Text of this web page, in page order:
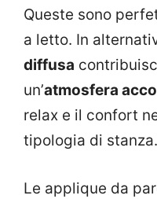
Queste sono
a letto. In
diffusa
un’atmosfera
relax e il confort
tipologia di stanza.
Le applique da